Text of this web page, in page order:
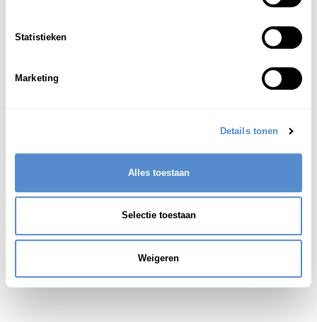
Statistieken
Marketing
Details tonen
Alles toestaan
Selectie toestaan
Weigeren